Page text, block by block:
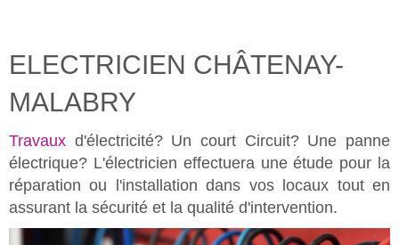
ELECTRICIEN CHÂTENAY-
MALABRY
Travaux d'électricité? Un court Circuit? Une panne
électrique? L'électricien effectuera une étude pour la
réparation ou l'installation dans vos locaux tout en
assurant la sécurité et la qualité d'intervention.